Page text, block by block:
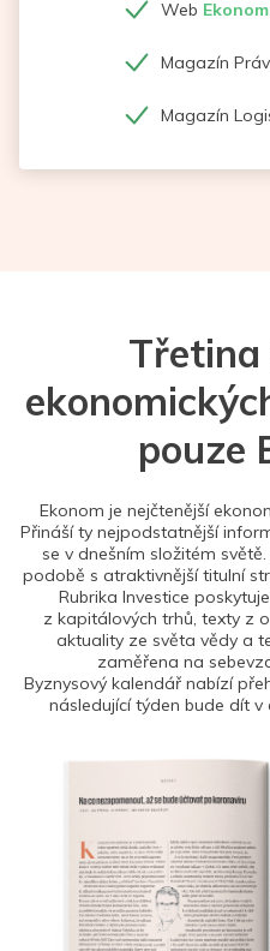
Web
Magazín
Magazín
pouze
Ekonom je nejčtenější
Přináší ty nejpodstatnější
se v dnešním složitém
podobě s atraktivnější titulní
Rubrika Investice
z kapitálových trhů, texty z
aktuality ze světa vědy a
zaměřena na
Byznysový kalendář nabízí
následující týden bude dít v